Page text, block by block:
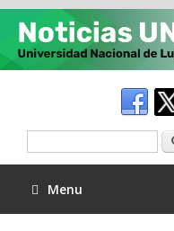
Menu